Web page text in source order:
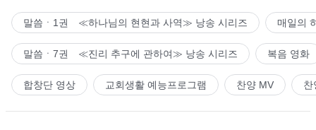
말씀ㆍ1권 ≪하나님의 현현과 사역≫ 낭송 시리즈 매일의
말씀ㆍ7권 ≪진리 추구에 관하여≫ 낭송 시리즈 복음 영화
합창단 영상 교회생활 예능프로그램 찬양 MV 찬